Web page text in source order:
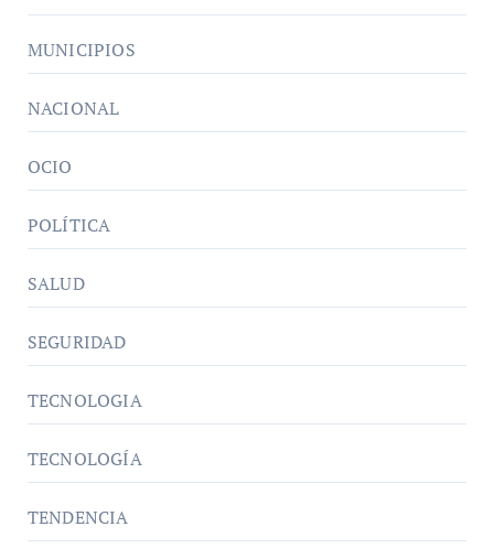
MUNICIPIOS
NACIONAL
OCIO
POLÍTICA
SALUD
SEGURIDAD
TECNOLOGIA
TECNOLOGÍA
TENDENCIA